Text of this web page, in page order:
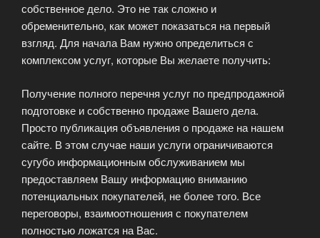
собственное дело. Это не так сложно и
обременительно, как может показаться на первый
взгляд. Для начала Вам нужно определиться с
комплексом услуг, которые Вы желаете получить:
Получение полного перечня услуг по предпродажной
подготовке и собственно продаже Вашего дела.
Просто публикация объявления о продаже на нашем
сайте. В этом случае наши услуги ограничиваются
сугубо информационным обслуживанием мы
предоставляем Вашу информацию вниманию
потенциальных покупателей, не более того. Все
переговоры, взаимоотношения с покупателем
полностью ложатся на Вас.